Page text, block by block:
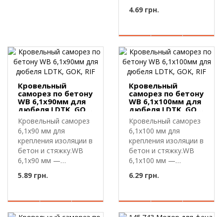
4.69 грн.
Кровельный
саморез по бетону
WB 6,1х90мм для
дюбеля LDTK, GOK,
RIF
Кровельный саморез
6,1х90 мм для
крепления изоляции в
бетон и стяжку.WB
6,1х90 мм —
5.89 грн.
Кровельный
саморез по бетону
WB 6,1х100мм для
дюбеля LDTK, GOK,
RIF
Кровельный саморез
6,1х100 мм для
крепления изоляции в
бетон и стяжку.WB
6,1х100 мм —
6.29 грн.